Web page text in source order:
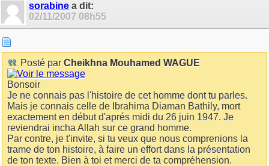
sorabine a dit:
02/11/2007 08h55
Posté par Cheikhna Mouhamed WAGUE
Bonsoir
Je ne connais pas l'histoire de cet homme dont tu parles.
Mais je connais celle de Ibrahima Diaman Bathily, mort
exactement en début d'aprés midi du 26 juin 1947. Je
reviendrai incha Allah sur ce grand homme.
Par contre, je t'invite, si tu veux que nous comprenions la
trame de ton histoire, à faire un effort dans la présentation
de ton texte. Bien à toi et merci de ta compréhension.